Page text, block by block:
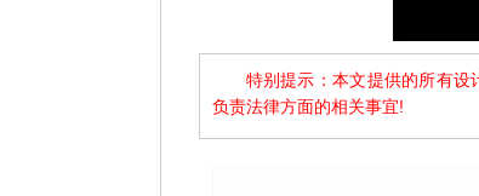
特别提示：本文提供的所有
负责法律方面的相关事宜!